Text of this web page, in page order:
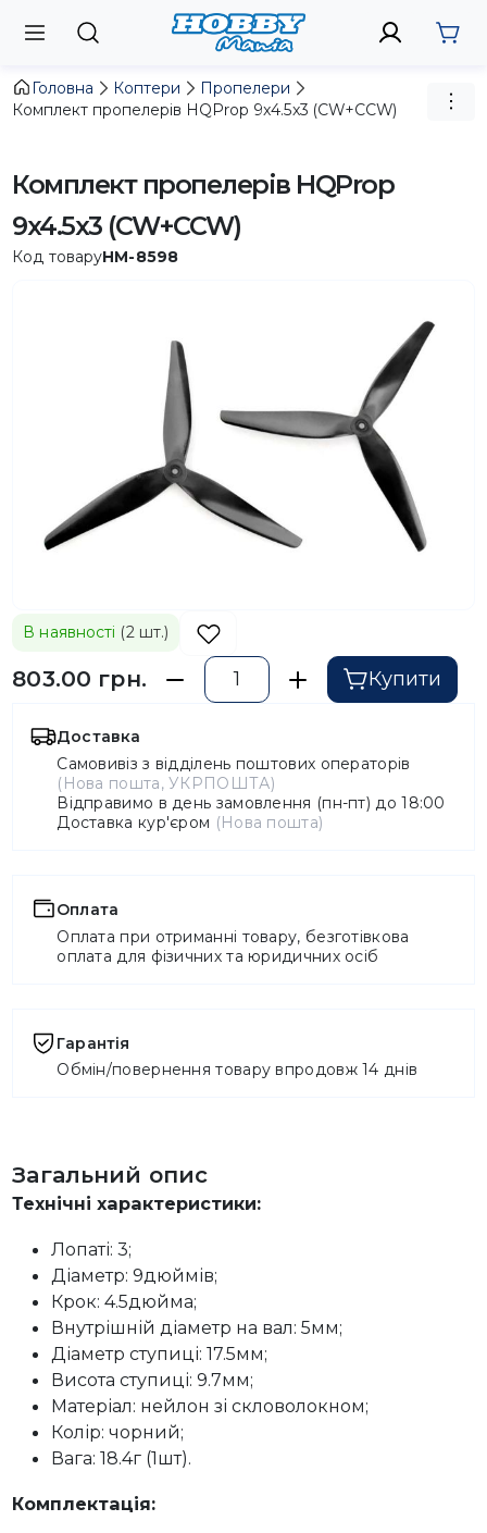
Головна Коптери
Пропелери
Комплект пропелерів HQProp 9x4.5x3 (CW+CCW)
Комплект пропелерів HQProp
9x4.5x3 (CW+CCW)
Код товаруHM-8598
В наявності (2 шт.)
803.00 грн. Купити
Доставка
Самовивіз з відділень поштових операторів
(Нова пошта, УКРПОШТА)
Відправимо в день замовлення (пн-пт) до 18:00
Доставка кур'єром (Нова пошта)
Оплата
Оплата при отриманні товару, безготівкова
оплата для фізичних та юридичних осіб
Гарантія
Обмін/повернення товару впродовж 14 днів
Загальний опис
Технічні характеристики:
Лопаті: 3;
Діаметр: 9дюймів;
Крок: 4.5дюйма;
Внутрішній діаметр на вал: 5мм;
Діаметр ступиці: 17.5мм;
Висота ступиці: 9.7мм;
Матеріал: нейлон зі скловолокном;
Колір: чорний;
Вага: 18.4г (1шт).
Комплектація: